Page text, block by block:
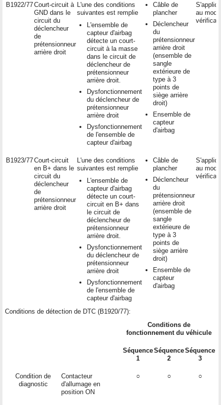
B1922/77Court-circuit à
GND dans le
circuit du
déclencheur
de
prétensionneur
arrière droit
L'une des conditions
suivantes est remplie
L'ensemble de
capteur d'airbag
détecte un court-
circuit à la masse
dans le circuit de
déclencheur de
prétensionneur
arrière droit.
Dysfonctionnement
du déclencheur de
prétensionneur
arrière droit
Dysfonctionnement
de l'ensemble de
capteur d'airbag
Câble de
plancher
Déclencheur
du
prétensionneur
arrière droit
(ensemble de
sangle
extérieure de
type à 3
points de
siège arrière
droit)
Ensemble de
capteur
d'airbag
au
B1923/77Court-circuit
en B+ dans le
circuit du
déclencheur
de
prétensionneur
arrière droit
L'une des conditions
suivantes est remplie
L'ensemble de
capteur d'airbag
détecte un court-
circuit en B+ dans
le circuit de
déclencheur de
prétensionneur
arrière droit.
Dysfonctionnement
du déclencheur de
prétensionneur
arrière droit
Dysfonctionnement
de l'ensemble de
capteur d'airbag
Câble de
plancher
Déclencheur
du
prétensionneur
arrière droit
(ensemble de
sangle
extérieure de
type à 3
points de
siège arrière
droit)
Ensemble de
capteur
d'airbag
au
Conditions de détection de DTC (B1920/77):
Conditions de
fonctionnement du véhicule
Séquence
1
Séquence
2
Séquence
3
Condition de
diagnostic
Contacteur
d'allumage en
position ON
○ ○ ○